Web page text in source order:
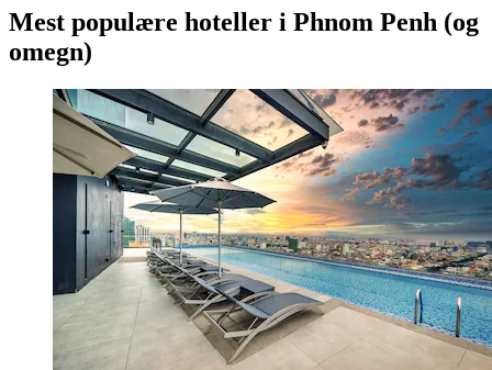
Mest populære hoteller i Phnom Penh (og
omegn)